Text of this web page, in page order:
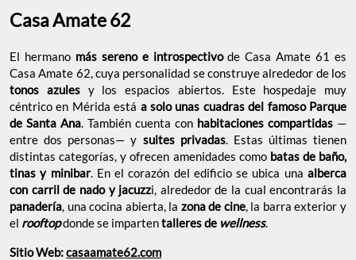
Casa Amate 62
El hermano más sereno e introspectivode Casa Amate 61 es
Casa Amate 62, cuya personalidad se construye alrededor de los
tonos azulesy los espacios abiertos. Este hospedaje muy
céntrico en Mérida está a solo unas cuadras del famoso Parque
de Santa Ana . También cuenta con habitaciones compartidas —
entre dos personas— y suites privadas. Estas últimas tienen
distintas categorías, y ofrecen amenidades como batas de baño,
tinas y minibar. En el corazón del edificio se ubica unaalberca
con carril de nado y jacuzzi, alrededor de la cual encontrarás la
panadería , una cocina abierta, la zona de cine, la barra exterior y
el rooftopdonde se impartentalleres de wellness.
Sitio Web:casaamate62.com